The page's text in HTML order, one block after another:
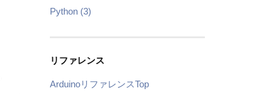
Python (3)
リファレンス
ArduinoリファレンスTop